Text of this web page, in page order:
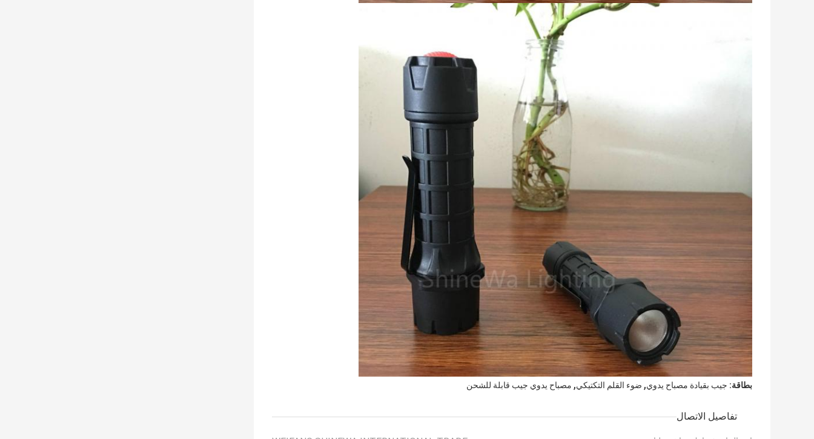
بطاقة: جيب بقيادة مصباح يدوي, ضوء القلم التكتيكي, مصباح يدوي جيب قابلة للشحن
تفاصيل الاتصال